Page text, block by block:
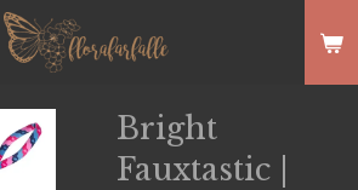
Bright
Fauxtastic |